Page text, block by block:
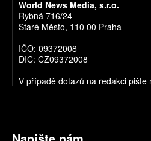
World News Media, s.r.o.
Rybná 716/24
Staré Město, 110 00 Praha
IČO: 09372008
DIČ: CZ09372008
V případě dotazů na redakci pište